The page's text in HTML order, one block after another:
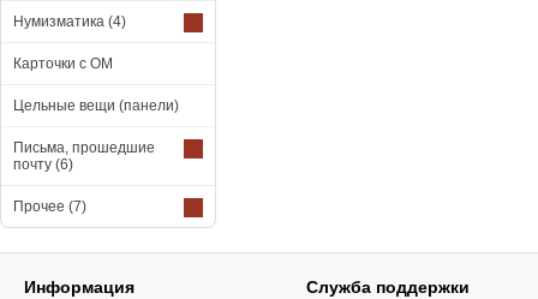
Нумизматика (4)
Карточки с ОМ
Цельные вещи (панели)
Письма, прошедшие
почту (6)
Прочее (7)
Информация Служба поддержки